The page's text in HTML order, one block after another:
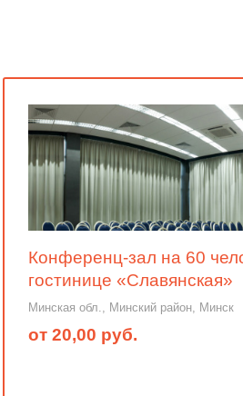
Конференц-зал на 60
гостинице «Славянская»
Минская обл., Минский район, Минск
от 20,00 руб.